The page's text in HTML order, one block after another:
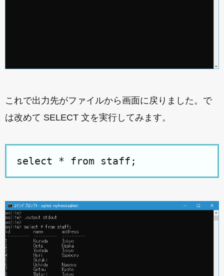
これで出力先がファイルから画面に戻りました。で
は改めて SELECT 文を実行してみます。
select * from staff;